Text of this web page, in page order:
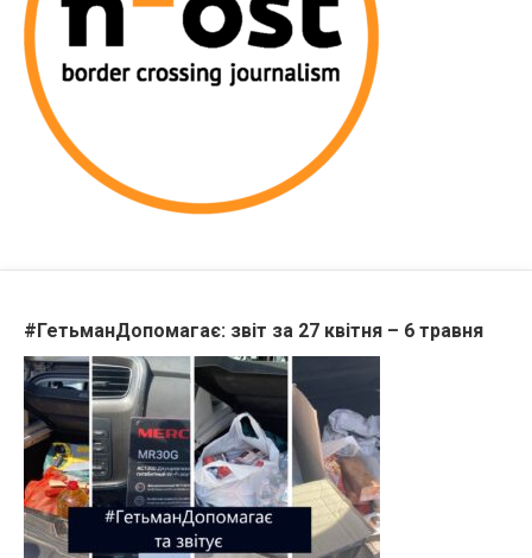
#ГетьманДопомагає: звіт за 27 квітня – 6 травня